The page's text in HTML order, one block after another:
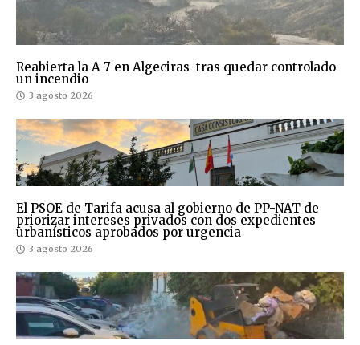
Reabierta la A-7 en Algeciras tras quedar controlado
un incendio
3 agosto 2026
El PSOE de Tarifa acusa al gobierno de PP-NAT de
priorizar intereses privados con dos expedientes
urbanísticos aprobados por urgencia
3 agosto 2026